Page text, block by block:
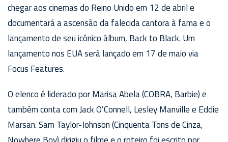
chegar aos cinemas do Reino Unido em 12 de abril e
documentará a ascensão da falecida cantora à fama e o
lançamento de seu icônico álbum, Back to Black. Um
lançamento nos EUA será lançado em 17 de maio via
Focus Features.
O elenco é liderado por Marisa Abela (COBRA, Barbie) e
também conta com Jack O’Connell, Lesley Manville e Eddie
Marsan. Sam Taylor-Johnson (Cinquenta Tons de Cinza,